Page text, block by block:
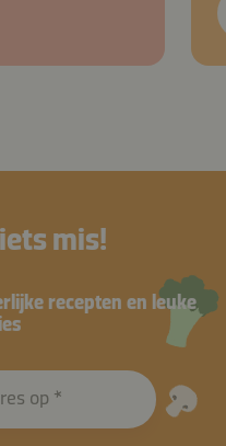
mis!
recepten en leuke
op